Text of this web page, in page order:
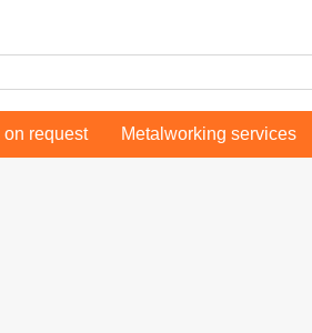
on request Metalworking services